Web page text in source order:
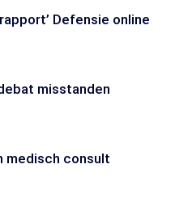
Defensie online
misstanden
medisch consult